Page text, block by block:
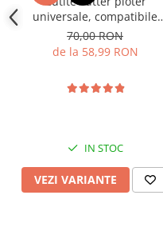
universale, compatibile
Roland, Mimaki, My Cut,
Redsail
70,00 RON
de la 58,99 RON
IN STOC
VEZI VARIANTE